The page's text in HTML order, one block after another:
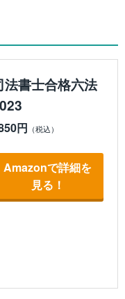
法書士合格六法
円
Amazonで詳細を
見る！